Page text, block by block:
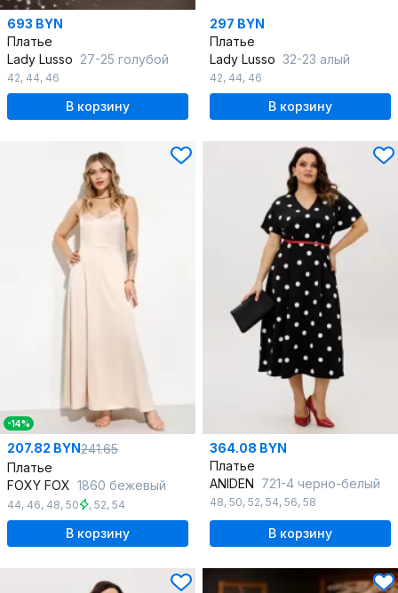
693 BYN
Платье
Lady Lusso 27-25 голубой
42, 44, 46
В корзину
297 BYN
Платье
Lady Lusso 32-23 алый
42, 44, 46
В корзину
-14%
207.82 BYN241.65
Платье
FOXY FOX 1860 бежевый
44, 46, 48, 50 , 52, 54
В корзину
364.08 BYN
Платье
ANIDEN 721-4 черно-белый
48, 50, 52, 54, 56, 58
В корзину